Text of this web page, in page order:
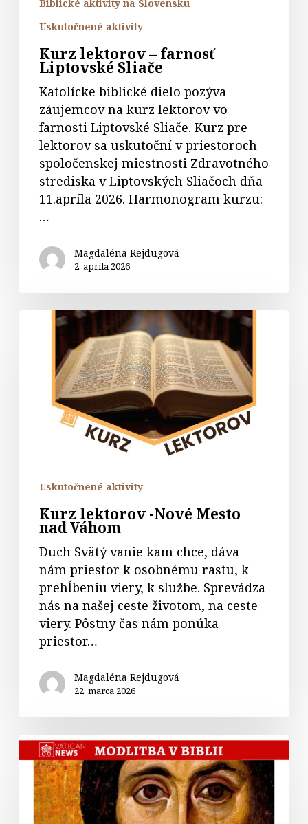
Biblické aktivity na Slovensku
Uskutočnené aktivity
Kurz lektorov – farnosť
Liptovské Sliače
Katolícke biblické dielo pozýva
záujemcov na kurz lektorov vo
farnosti Liptovské Sliače. Kurz pre
lektorov sa uskutoční v priestoroch
spoločenskej miestnosti Zdravotného
strediska v Liptovských Sliačoch dňa
11.apríla 2026. Harmonogram kurzu:
…
Magdaléna Rejdugová
2. apríla 2026
lektorov
Váhom
Uskutočnené aktivity
Kurz lektorov -Nové Mesto
nad Váhom
Duch Svätý vanie kam chce, dáva
nám priestor k osobnému rastu, k
prehĺbeniu viery, k službe. Sprevádza
nás na našej ceste životom, na ceste
viery. Pôstny čas nám ponúka
priestor…
Magdaléna Rejdugová
22. marca 2026
Ježišova
veľkňazská
modlitba
(Jn
17)